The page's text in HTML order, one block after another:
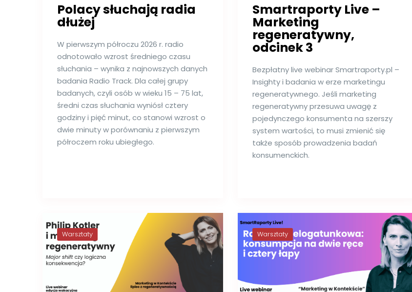
Polacy słuchają radia
dłużej
W pierwszym półroczu 2026 r. radio
odnotowało wzrost średniego czasu
słuchania – wynika z najnowszych danych
badania Radio Track. Dla całej grupy
badanych, czyli osób w wieku 15 – 75 lat,
średni czas słuchania wyniósł cztery
godziny i pięć minut, co stanowi wzrost o
dwie minuty w porównaniu z pierwszym
półroczem roku ubiegłego.
Smartraporty Live –
Marketing
regeneratywny,
odcinek 3
Bezpłatny live webinar Smartraporty.pl –
Insighty i badania w erze marketingu
regeneratywnego. Jeśli marketing
regeneratywny przesuwa uwagę z
pojedynczego konsumenta na szerszy
system wartości, to musi zmienić się
także sposób prowadzenia badań
konsumenckich.
Warsztaty Warsztaty